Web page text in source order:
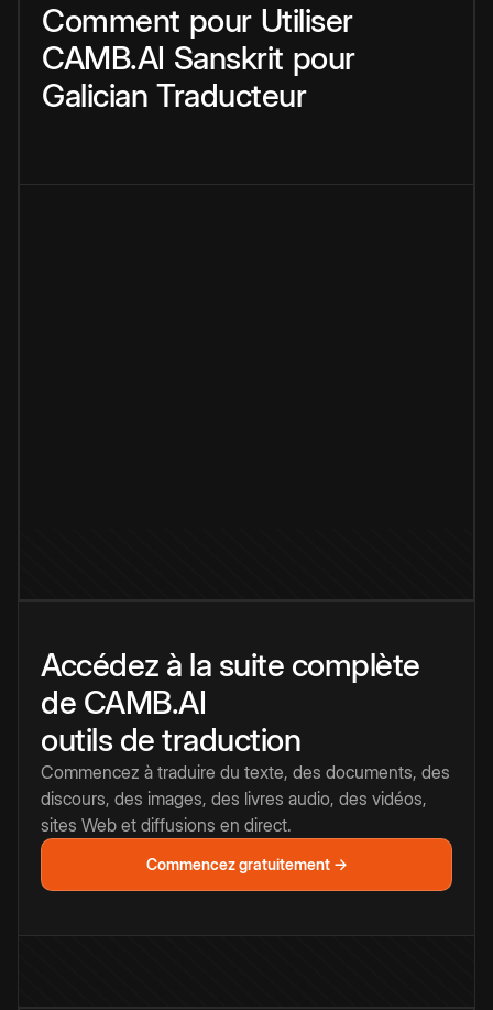
Comment pour Utiliser
CAMB.AI Sanskrit pour
Galician Traducteur
Accédez à la suite complète
de CAMB.AI
outils de traduction
Commencez à traduire du texte, des documents, des
discours, des images, des livres audio, des vidéos,
sites Web et diffusions en direct.
Commencez gratuitement →